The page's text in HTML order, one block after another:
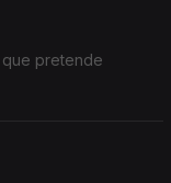
pretende